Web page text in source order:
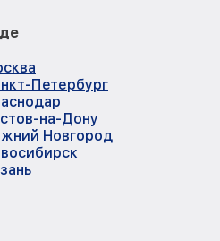
Петербург
на-Дону
Новгород